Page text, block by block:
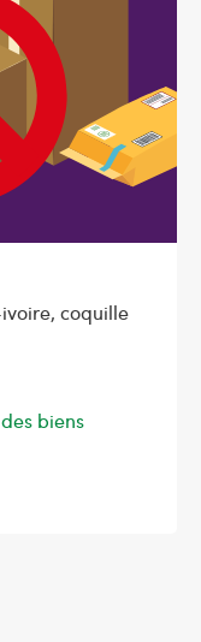
coquille
biens